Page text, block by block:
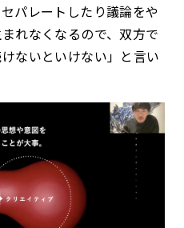
パレートしたり議論をや
れなくなるので、双方で
ないといけない」と言い